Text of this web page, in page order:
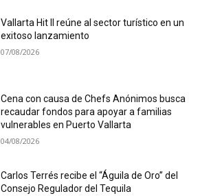
Vallarta Hit II reúne al sector turístico en un
exitoso lanzamiento
07/08/2026
Cena con causa de Chefs Anónimos busca
recaudar fondos para apoyar a familias
vulnerables en Puerto Vallarta
04/08/2026
Carlos Terrés recibe el “Águila de Oro” del
Consejo Regulador del Tequila